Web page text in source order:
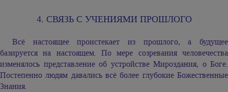
4. СВЯЗЬ С УЧЕНИЯМИ ПРОШЛОГО
Всё настоящее проистекает из прошлого, а будущее
базируется на настоящем. По мере созревания человечества
изменялось представление об устройстве Мироздания, о Боге.
Постепенно людям давались всё более глубокие Божественные
Знания.